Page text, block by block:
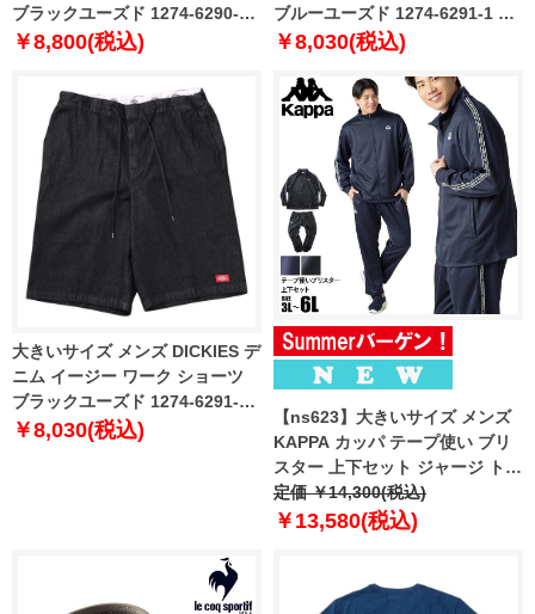
ブラックユーズド 1274-6290-2
2L 3L 4L 5L
￥8,800(税込)
ブルーユーズド 1274-6291-1 3L
4L 5L
￥8,030(税込)
大きいサイズ メンズ DICKIES デ
ニム イージー ワーク ショーツ
ブラックユーズド 1274-6291-2
3L 4L 5L
￥8,030(税込)
【ns623】大きいサイズ メンズ
KAPPA カッパ テープ使い ブリ
スター 上下セット ジャージ トラ
ックスーツ 春夏新作 245311-
245336 【fre】
定価 ￥14,300(税込)
￥13,580(税込)